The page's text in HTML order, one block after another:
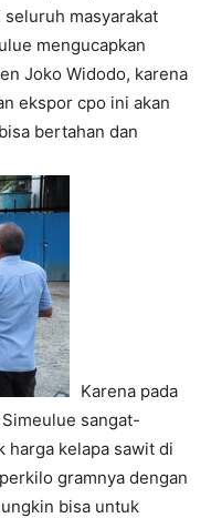
masyarakat
mengucapkan
Joko Widodo, karena
ekspor cpo ini akan
bertahan dan
Karena pada
sangat-
harga kelapa sawit di
gramnya dengan
bisa untuk